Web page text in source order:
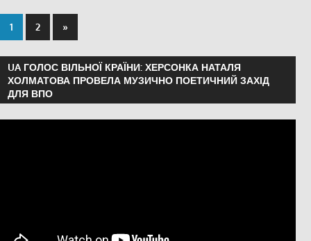
1 2 »
UA ГОЛОС ВІЛЬНОЇ КРАЇНИ: ХЕРСОНКА НАТАЛЯ
ХОЛМАТОВА ПРОВЕЛА МУЗИЧНО ПОЕТИЧНИЙ ЗАХІД
ДЛЯ ВПО